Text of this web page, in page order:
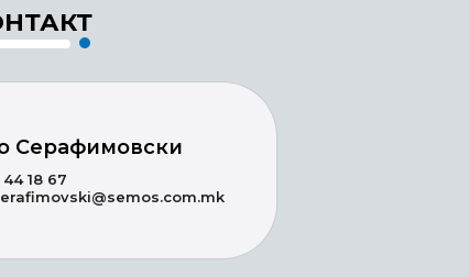
Серафимовски
18 67